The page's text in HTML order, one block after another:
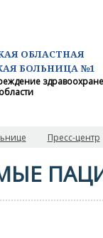
ОБЛАСТНАЯ
БОЛЬНИЦА №1
Пресс-центр